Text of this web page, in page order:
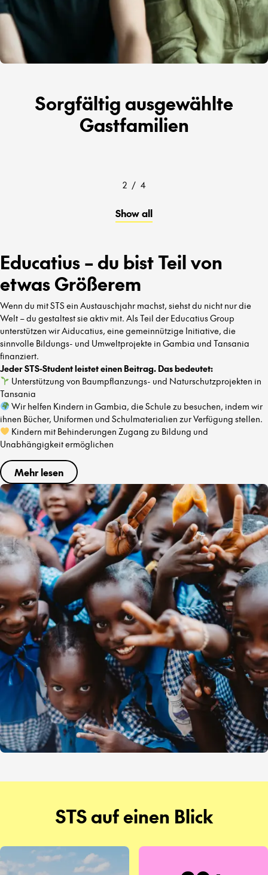
Sorgfältig ausgewählte
Gastfamilien
2 / 4
Show all
Educatius – du bist Teil von
etwas Größerem
Wenn du mit STS ein Austauschjahr machst, siehst du nicht nur die
Welt – du gestaltest sie aktiv mit. Als Teil der Educatius Group
unterstützen wir Aiducatius, eine gemeinnützige Initiative, die
sinnvolle Bildungs- und Umweltprojekte in Gambia und Tansania
finanziert.
Jeder STS-Student leistet einen Beitrag. Das bedeutet:
Unterstützung von Baumpflanzungs- und Naturschutzprojekten in
Tansania
Wir helfen Kindern in Gambia, die Schule zu besuchen, indem wir
ihnen Bücher, Uniformen und Schulmaterialien zur Verfügung stellen.
Kindern mit Behinderungen Zugang zu Bildung und
Unabhängigkeit ermöglichen
Mehr lesen
STS auf einen Blick